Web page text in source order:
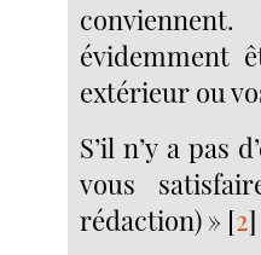
évidemment
extérieur ou
S’il n’y a pas
vous
rédaction) » [2]